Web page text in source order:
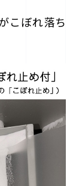
こぼれ落ち